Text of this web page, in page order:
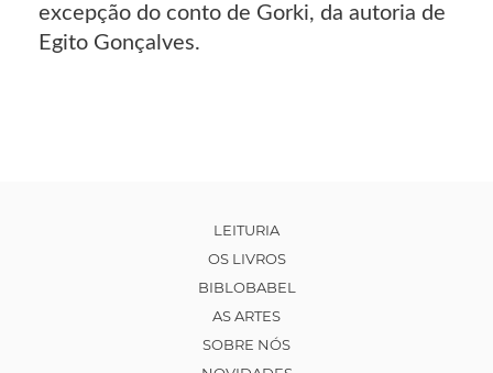
excepção do conto de Gorki, da autoria de
Egito Gonçalves.
LEITURIA
OS LIVROS
BIBLOBABEL
AS ARTES
SOBRE NÓS